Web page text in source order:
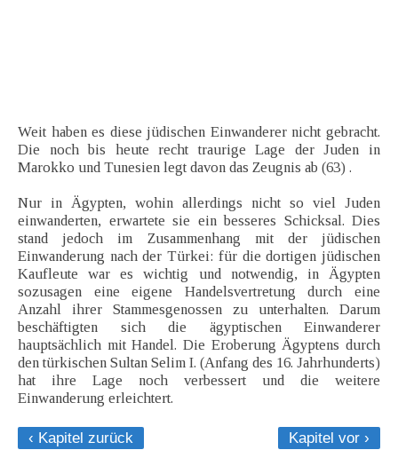
Weit haben es diese jüdischen Einwanderer nicht gebracht.
Die noch bis heute recht traurige Lage der Juden in
Marokko und Tunesien legt davon das Zeugnis ab (63) .
Nur in Ägypten, wohin allerdings nicht so viel Juden
einwanderten, erwartete sie ein besseres Schicksal. Dies
stand jedoch im Zusammenhang mit der jüdischen
Einwanderung nach der Türkei: für die dortigen jüdischen
Kaufleute war es wichtig und notwendig, in Ägypten
sozusagen eine eigene Handelsvertretung durch eine
Anzahl ihrer Stammesgenossen zu unterhalten. Darum
beschäftigten sich die ägyptischen Einwanderer
hauptsächlich mit Handel. Die Eroberung Ägyptens durch
den türkischen Sultan Selim I. (Anfang des 16. Jahrhunderts)
hat ihre Lage noch verbessert und die weitere
Einwanderung erleichtert.
‹ Kapitel zurück
Kapitel vor ›